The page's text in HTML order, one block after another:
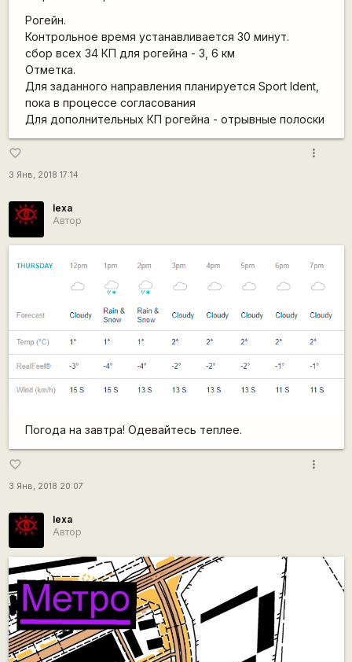
Рогейн.
Контрольное время устанавливается 30 минут.
сбор всех 34 КП для рогейна - 3, 6 км
Отметка.
Для заданного направления планируется Sport Ident,
пока в процессе согласования
Для дополнительных КП рогейна - отрывные полоски
favorite_border
3 Янв, 2018 17:14
more_vert
lexa
Автор
Погода на завтра! Одевайтесь теплее.
favorite_border
3 Янв, 2018 20:07
more_vert
lexa
Автор